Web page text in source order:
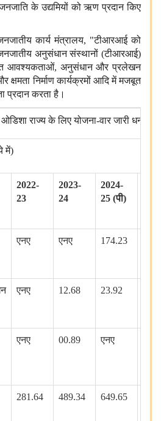
के उद्यमियों को ऋण प्रदान किए
कार्य मंत्रालय, "टीआरआई को
अनुसंधान संस्थानों (टीआरआई)
आवश्यकताओं, अनुसंधान और प्रलेखन
क्षमता निर्माण कार्यक्रमों आदि में मजबूत
प्रदान करता है।
ओडिशा राज्य के लिए योजना-वार जारी धनराशि
में)
2022-
23
2023-
24
2024-
25 (पी)
एनए एनए 174.23
एनए 12.68 23.92
एनए 00.89 एनए
281.64 489.34 649.65